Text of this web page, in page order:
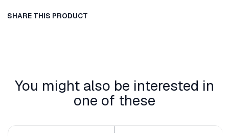
SHARE THIS PRODUCT
You might also be interested in
one of these